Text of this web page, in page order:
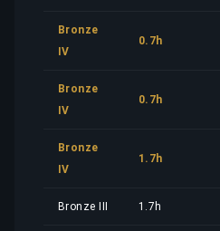
Bronze
IV
0.7h
Bronze
IV
0.7h
Bronze
IV
1.7h
Bronze III 1.7h